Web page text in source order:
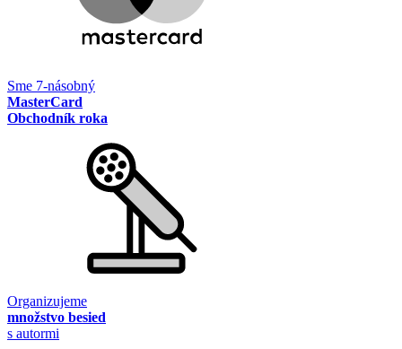
Sme 7-násobný
MasterCard
Obchodník roka
Organizujeme
množstvo besied
s autormi